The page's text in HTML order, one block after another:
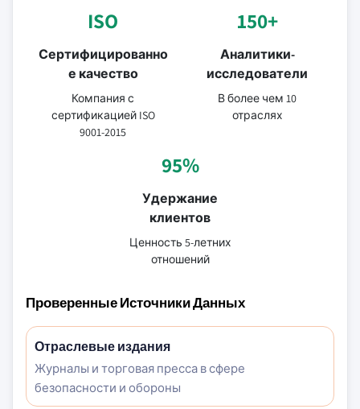
ISO
Сертифицированно
е качество
Компания с
сертификацией ISO
9001-2015
150+
Аналитики-
исследователи
В более чем 10
отраслях
95%
Удержание
клиентов
Ценность 5-летних
отношений
Проверенные Источники Данных
Отраслевые издания
Журналы и торговая пресса в сфере
безопасности и обороны